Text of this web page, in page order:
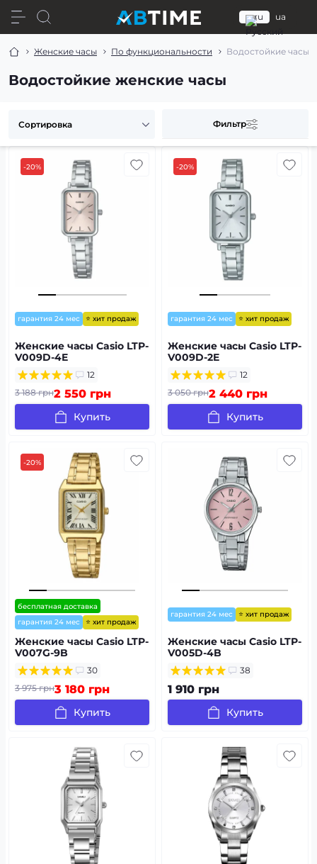
ru ua
Женские часы По функциональности Водостойкие часы
Водостойкие женские часы
Фильтр
-20%
гарантия 24 мес ⭐ хит продаж
Женские часы Casio LTP-
V009D-4E
12
3 188 грн2 550 грн
Купить
-20%
гарантия 24 мес ⭐ хит продаж
Женские часы Casio LTP-
V009D-2E
12
3 050 грн2 440 грн
Купить
-20%
бесплатная доставка
гарантия 24 мес
⭐ хит продаж
Женские часы Casio LTP-
V007G-9B
30
3 975 грн3 180 грн
Купить
гарантия 24 мес ⭐ хит продаж
Женские часы Casio LTP-
V005D-4B
38
1 910 грн
Купить